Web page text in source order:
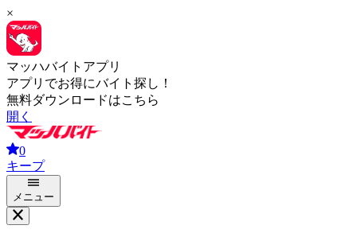
×
マッハバイトアプリ
アプリでお得にバイト探し！
無料ダウンロードはこちら
開く
0
キープ
メニュー